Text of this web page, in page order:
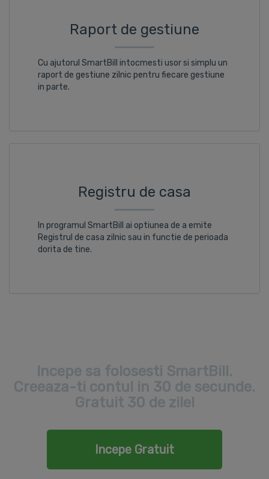
Raport de gestiune
Cu ajutorul SmartBill intocmesti usor si simplu un
raport de gestiune zilnic pentru fiecare gestiune
in parte.
Registru de casa
In programul SmartBill ai optiunea de a emite
Registrul de casa zilnic sau in functie de perioada
dorita de tine.
Incepe sa folosesti SmartBill.
Creeaza-ti contul in 30 de secunde.
Gratuit 30 de zile!
Incepe Gratuit